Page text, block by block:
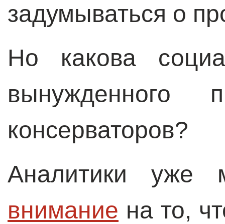
задумываться о
Но какова
вынужденного
консерваторов?
Аналитики
внимание на то,